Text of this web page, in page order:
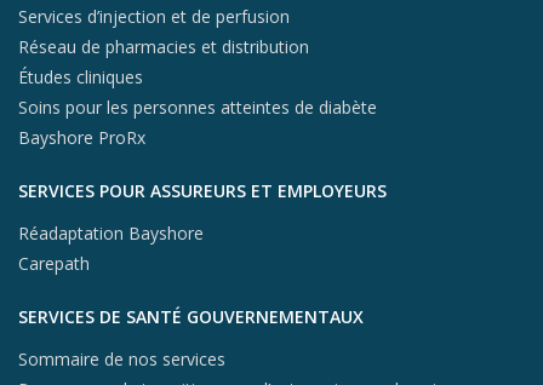
Services d’injection et de perfusion
Réseau de pharmacies et distribution
Études cliniques
Soins pour les personnes atteintes de diabète
Bayshore ProRx
SERVICES POUR ASSUREURS ET EMPLOYEURS
Réadaptation Bayshore
Carepath
SERVICES DE SANTÉ GOUVERNEMENTAUX
Sommaire de nos services